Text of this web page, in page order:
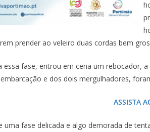
prender ao veleiro duas cordas bem
essa fase, entrou em cena um rebocador,
e dos dois mergulhadores,
ASSISTA
uma fase delicada e algo demorada de